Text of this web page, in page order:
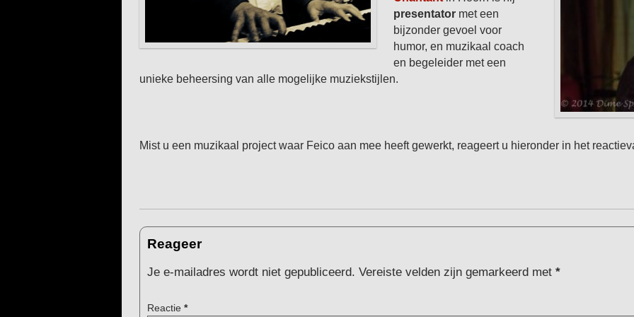
presentator met een
bijzonder gevoel voor
humor, en muzikaal coach
en begeleider met een
unieke beheersing van alle mogelijke muziekstijlen.
Mist u een muzikaal project waar Feico aan mee heeft gewerkt, reageert u hieronder in het
Reageer
Je e-mailadres wordt niet gepubliceerd. Vereiste velden zijn gemarkeerd met *
Reactie *